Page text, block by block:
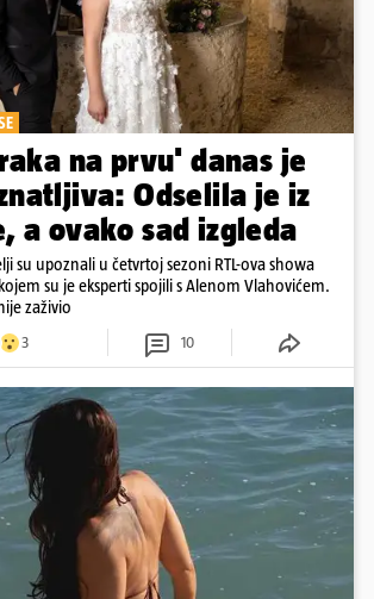
na prvu' danas je
Odselila je iz
a ovako sad izgleda
su upoznali u četvrtoj sezoni RTL-ova showa
su je eksperti spojili s Alenom Vlahovićem.
zaživio
3 10